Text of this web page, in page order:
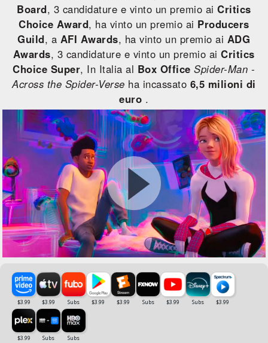
Board, 3 candidature e vinto un premio aiCritics
Choice Award, ha vinto un premio ai Producers
Guild, a AFI Awards, ha vinto un premio ai ADG
Awards, 3 candidature e vinto un premio aiCritics
Choice Super, In Italia al Box Office Spider-Man -
Across the Spider-Verse ha incassato 6,5 milioni di
euro .